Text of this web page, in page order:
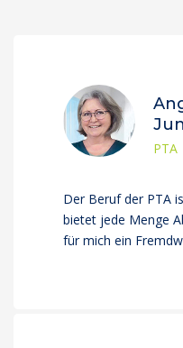
PTA
Der Beruf der PTA
bietet jede Menge
für mich ein